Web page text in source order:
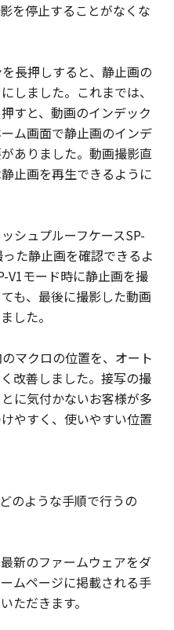
を停止することがなくな
長押しすると、静止画の
しました。これまでは、
すと、動画のインデック
ム画面で静止画のインデ
ありました。動画撮影直
止画を再生できるように
シュプルーフケースSP-
た静止画を確認できるよ
V1モード時に静止画を撮
も、最後に撮影した動画
した。
マクロの位置を、オート
改善しました。接写の撮
に気付かないお客様が多
やすく、使いやすい位置
のような手順で行うの
新のファームウェアをダ
ムページに掲載される手
ただきます。